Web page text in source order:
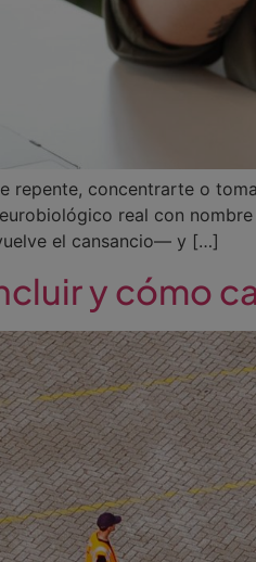
repente, concentrarte o
real con
el cansancio— y […]
y cómo